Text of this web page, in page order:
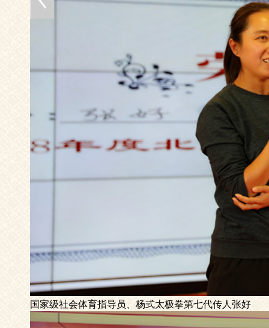
国家级社会体育指导员、杨式太极拳第七代传人张好